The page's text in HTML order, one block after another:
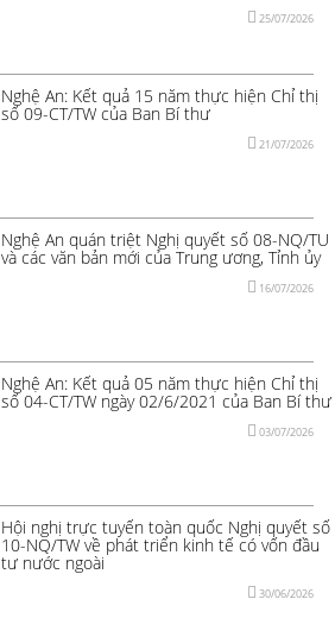
25/07/2026
Nghệ An: Kết quả 15 năm thực hiện Chỉ thị
số 09-CT/TW của Ban Bí thư
21/07/2026
Nghệ An quán triệt Nghị quyết số 08-NQ/TU
và các văn bản mới của Trung ương, Tỉnh ủy
16/07/2026
Nghệ An: Kết quả 05 năm thực hiện Chỉ thị
số 04-CT/TW ngày 02/6/2021 của Ban Bí thư
03/07/2026
Hội nghị trực tuyến toàn quốc Nghị quyết số
10-NQ/TW về phát triển kinh tế có vốn đầu
tư nước ngoài
30/06/2026